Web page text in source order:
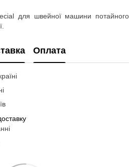
для швейної машини потайного
Оплата